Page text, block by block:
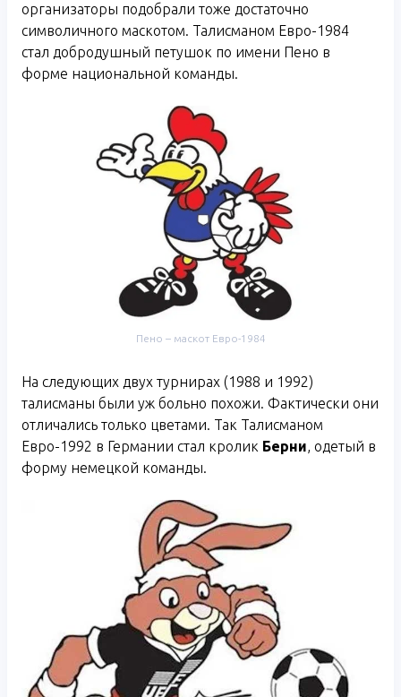
организаторы подобрали тоже достаточно
символичного маскотом. Талисманом Евро-1984
стал добродушный петушок по имени Пено в
форме национальной команды.
Пено – маскот Евро-1984
На следующих двух турнирах (1988 и 1992)
талисманы были уж больно похожи. Фактически они
отличались только цветами. Так Талисманом
Евро-1992 в Германии стал кролик Берни, одетый в
форму немецкой команды.